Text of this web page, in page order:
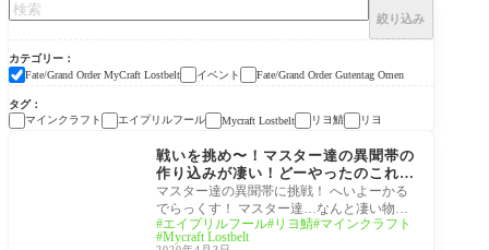
絞り込み
カテゴリー
Fate/Grand Order MyCraft Lostbelt
イベント Fate/Grand Order Gutentag Omen
タグ
マインクラフト
エイプリルフール Mycraft Lostbelt リヨ鯖 リヨ
Fate/Grand Order MyC
戦いを挑め〜！マスター達の異聞帯の
作り込みが凄い！どーやったのこれ？
[Fate/Grand Order MyCraft Lostbel
t]FGO私の異聞帯Twitterまとめ
マスター達の異聞帯に挑戦！ へいよーかる
でらっくす！ マスター達…なんと凄い物を
作るんだ そして悲しみの4/5の23:59にサービ
ス終
エイプリルフール リヨ鯖 マインクラフト
Mycraft Lostbelt